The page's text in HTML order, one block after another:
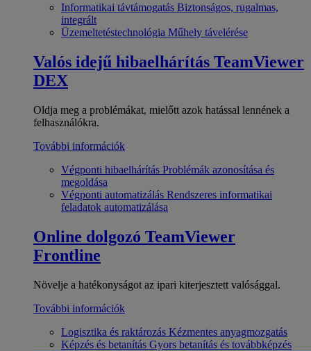
Informatikai távtámogatás Biztonságos, rugalmas,
integrált
Üzemeltetéstechnológia Műhely távelérése
Valós idejű hibaelhárítás TeamViewer
DEX
Oldja meg a problémákat, mielőtt azok hatással lennének a
felhasználókra.
További információk
Végponti hibaelhárítás Problémák azonosítása és
megoldása
Végponti automatizálás Rendszeres informatikai
feladatok automatizálása
Online dolgozó TeamViewer
Frontline
Növelje a hatékonyságot az ipari kiterjesztett valósággal.
További információk
Logisztika és raktározás Kézmentes anyagmozgatás
Képzés és betanítás Gyors betanítás és továbbképzés